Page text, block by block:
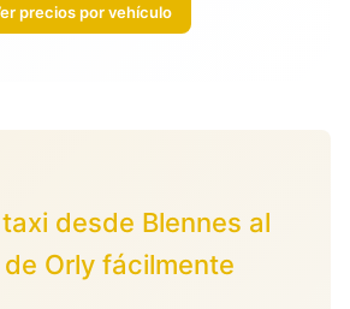
precios por vehículo
desde Blennes al
Orly fácilmente